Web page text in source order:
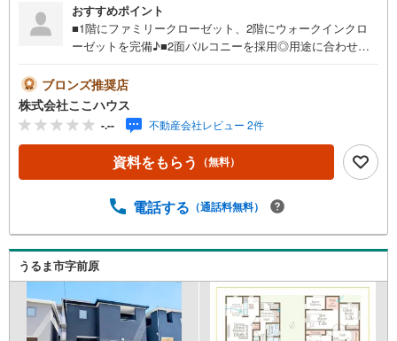
おすすめポイント
■1階にファミリークローゼット、2階にウォークインクロ
ーゼットを完備♪■2面バルコニーを採用◎用途に合わせて
すい間取り「今すぐ見てみたい！」という方も大歓迎です
♪ 気になる物件は、当日のお問い合わせでもご案内できま
す！お気軽にご連絡ください。＝＝＝＝＝＝＝＝＝＝＝＝
＝＝＝＝＝＝＝＝＝＝＝＝＝＝＝＝＝＝＝＝＝【営業時間
9:00-20:00】定休日:年中無休上記時間はお電話が繋がりや
すくなっております。ぜひお気軽にご連絡下さい！現地を
ンよりご希望の日時をご記入いただけますとスムーズにご
＝＝＝＝＝＝＝＝＝＝＝＝＝＝＝こちらの物件は「Yaho
o！不動産 成約でPayPayポイント最大20万円相当プレゼン
ト」対象です！資料請求または見学予約からご成約でポイ
ントGET！詳細はキャンペーンページをご確認ください。
＝＝＝＝＝＝＝＝＝＝＝＝＝＝＝＝＝＝＝＝＝＝＝＝＝＝
＝＝＝＝＝＝＝
ブロンズ推奨店
株式会社ここハウス
-.-- 不動産会社レビュー 2件
資料をもらう （無料）
電話する （通話料無料）
うるま市字前原